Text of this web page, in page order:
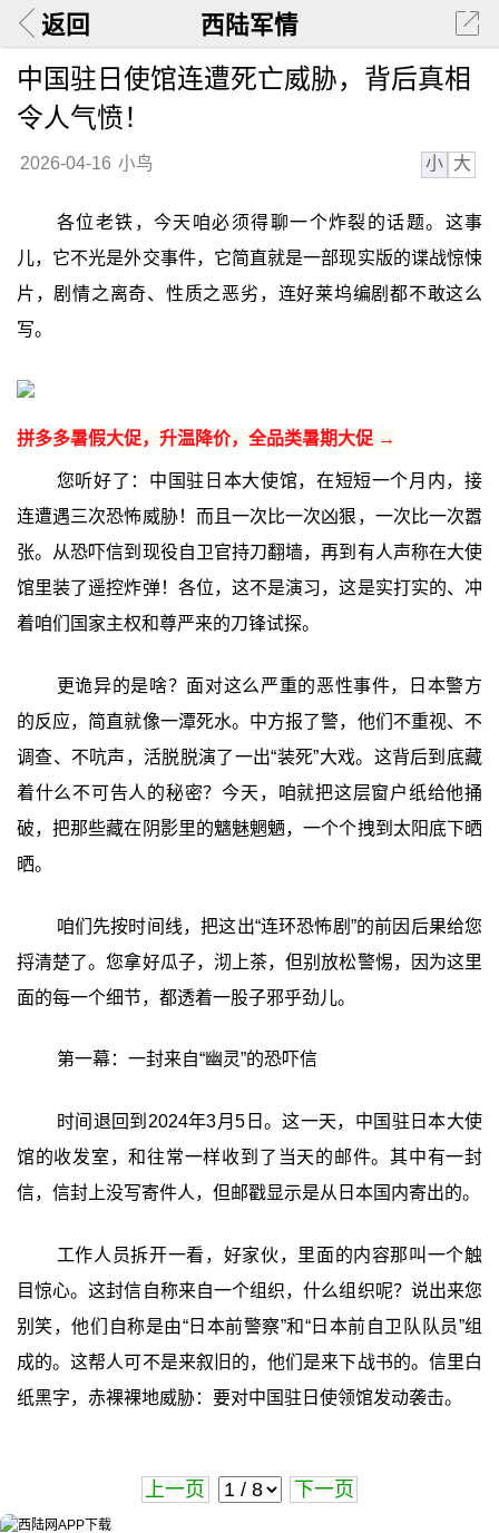
返回 西陆军情
中国驻日使馆连遭死亡威胁，背后真相
令人气愤！
2026-04-16 小鸟 小 大
各位老铁，今天咱必须得聊一个炸裂的话题。这事
儿，它不光是外交事件，它简直就是一部现实版的谍战惊悚
片，剧情之离奇、性质之恶劣，连好莱坞编剧都不敢这么
写。
拼多多暑假大促，升温降价，全品类暑期大促 →
您听好了：中国驻日本大使馆，在短短一个月内，接
连遭遇三次恐怖威胁！而且一次比一次凶狠，一次比一次嚣
张。从恐吓信到现役自卫官持刀翻墙，再到有人声称在大使
馆里装了遥控炸弹！各位，这不是演习，这是实打实的、冲
着咱们国家主权和尊严来的刀锋试探。
更诡异的是啥？面对这么严重的恶性事件，日本警方
的反应，简直就像一潭死水。中方报了警，他们不重视、不
调查、不吭声，活脱脱演了一出“装死”大戏。这背后到底藏
着什么不可告人的秘密？今天，咱就把这层窗户纸给他捅
破，把那些藏在阴影里的魑魅魍魉，一个个拽到太阳底下晒
晒。
咱们先按时间线，把这出“连环恐怖剧”的前因后果给您
捋清楚了。您拿好瓜子，沏上茶，但别放松警惕，因为这里
面的每一个细节，都透着一股子邪乎劲儿。
第一幕：一封来自“幽灵”的恐吓信
时间退回到2024年3月5日。这一天，中国驻日本大使
馆的收发室，和往常一样收到了当天的邮件。其中有一封
信，信封上没写寄件人，但邮戳显示是从日本国内寄出的。
工作人员拆开一看，好家伙，里面的内容那叫一个触
目惊心。这封信自称来自一个组织，什么组织呢？说出来您
别笑，他们自称是由“日本前警察”和“日本前自卫队队员”组
成的。这帮人可不是来叙旧的，他们是来下战书的。信里白
纸黑字，赤裸裸地威胁：要对中国驻日使领馆发动袭击。
上一页 下一页